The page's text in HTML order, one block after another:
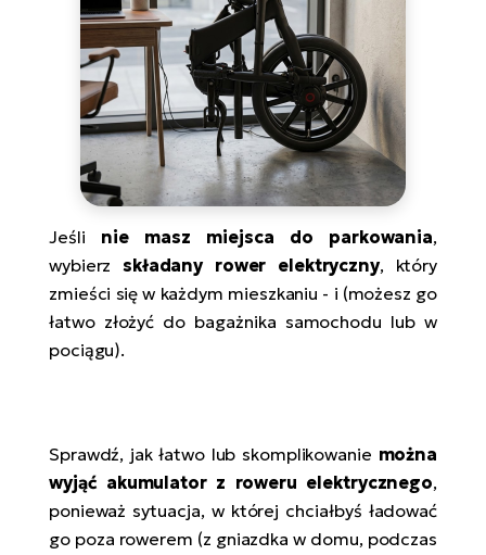
Jeśli nie masz miejsca do parkowania,
wybierz składany rower elektryczny, który
zmieści się w każdym mieszkaniu - i (możesz go
łatwo złożyć do bagażnika samochodu lub w
pociągu).
Sprawdź, jak łatwo lub skomplikowanie można
wyjąć akumulator z roweru elektrycznego,
ponieważ sytuacja, w której chciałbyś ładować
go poza rowerem (z gniazdka w domu, podczas